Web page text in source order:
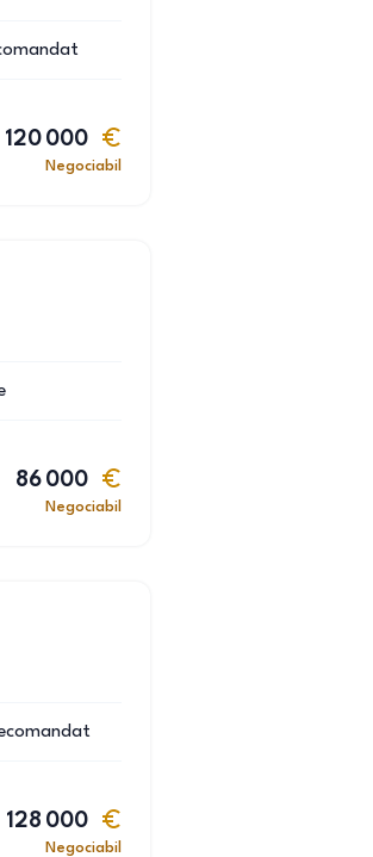
120 000
Negociabil
86 000
Negociabil
128 000
Negociabil